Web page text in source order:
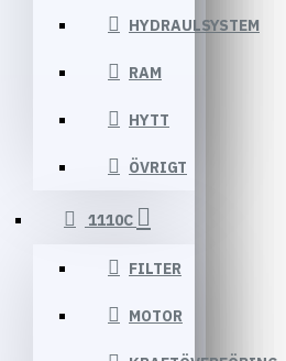
HYDRAULSYSTEM
RAM
HYTT
ÖVRIGT
1110C
FILTER
MOTOR